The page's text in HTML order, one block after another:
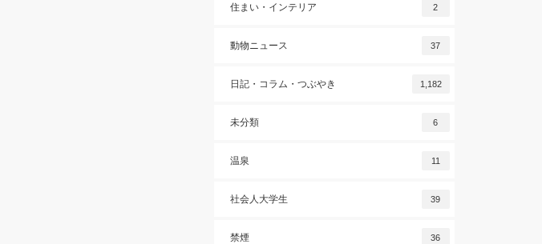
住まい・インテリア 2
動物ニュース 37
日記・コラム・つぶやき 1,182
未分類 6
温泉 11
社会人大学生 39
禁煙 36